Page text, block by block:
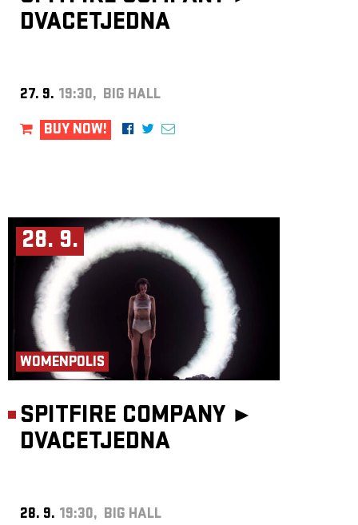
DVACETJEDNA
27. 9. 19:30, BIG HALL
BUY NOW!
28. 9.
WOMENPOLIS
SPITFIRE COMPANY ►
DVACETJEDNA
28. 9. 19:30, BIG HALL